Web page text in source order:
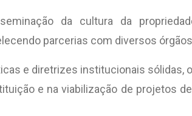
da cultura da
parcerias com diversos
e diretrizes institucionais sólidas,
e na viabilização de projetos